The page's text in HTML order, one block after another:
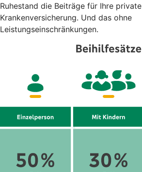
Ruhestand die Beiträge für Ihre private
Krankenversicherung. Und das ohne
Leistungseinschränkungen.